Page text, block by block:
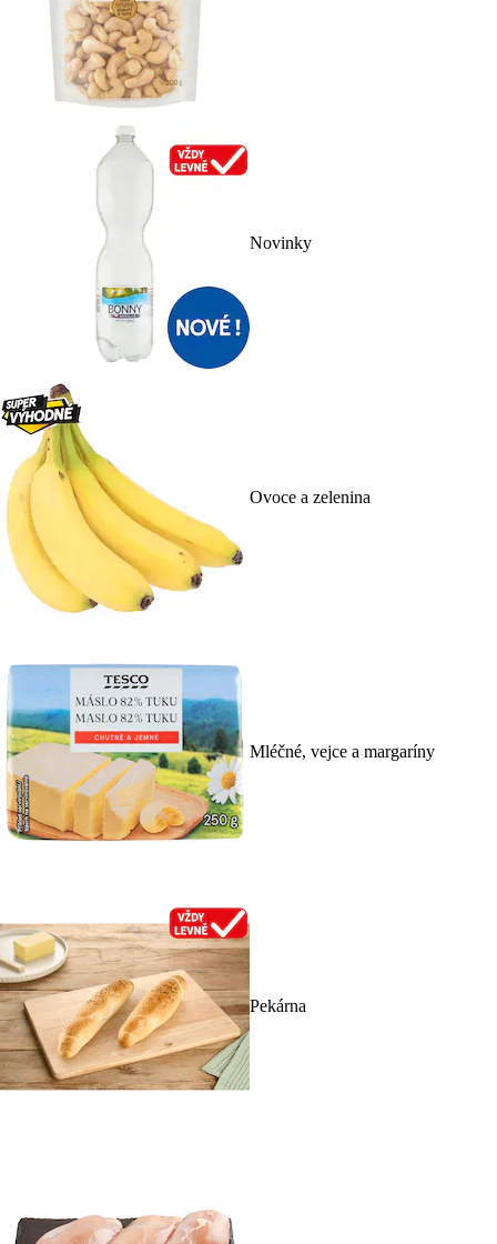
Novinky
Ovoce a zelenina
Mléčné, vejce a margaríny
Pekárna